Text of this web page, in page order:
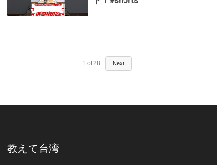
1 of 28 Next
教えて台湾